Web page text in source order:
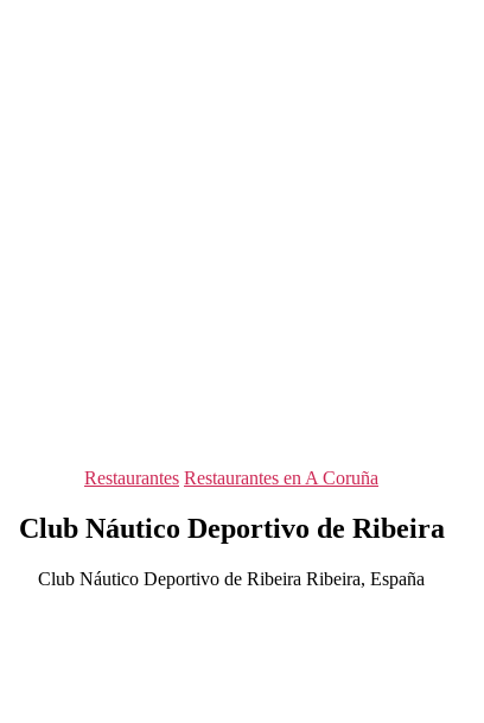
Categorías
Restaurantes Restaurantes en A Coruña
Club Náutico Deportivo de Ribeira
Club Náutico Deportivo de Ribeira Ribeira, España